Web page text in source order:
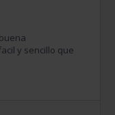
y sencillo que